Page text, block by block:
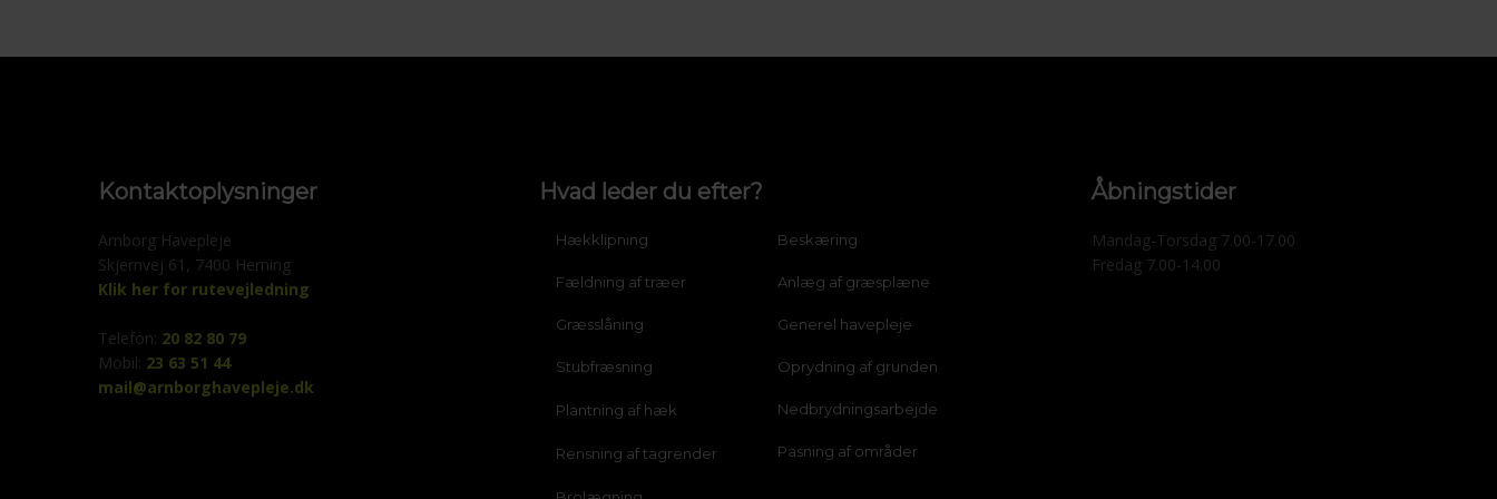
Kontaktoplysninger
Arnborg Havepleje
Skjernvej 61, 7400 Herning
Klik her for rutevejledning
​Telefon: ​ 20 82 80 79
Mobil: 23 63 51 44
mail@arnborghavepleje.dk
Hvad leder du efter?
Hækklipning
Fældning af træer
Græsslåning
Stubfræsning
Plantning af hæk
Rensning af tagrender
Beskæring
Anlæg af græsplæne
Generel havepleje
Oprydning af grunden
Nedbrydningsarbejde
Pasning af områder
Åbningstider
Mandag-Torsdag 7.00-17.00​
Fredag 7.00-14.00